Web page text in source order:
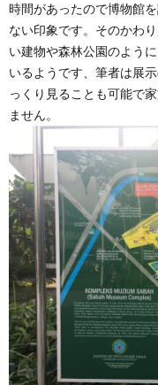
時間があったので博物館
ない印象です。そのかわ
い建物や森林公園のよう
いるようです、筆者は展
っくり見ることも可能で
ません。